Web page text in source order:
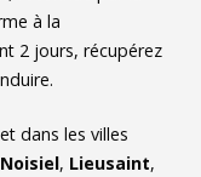
à la
2 jours, récupérez
dans les villes
Noisiel, Lieusaint,